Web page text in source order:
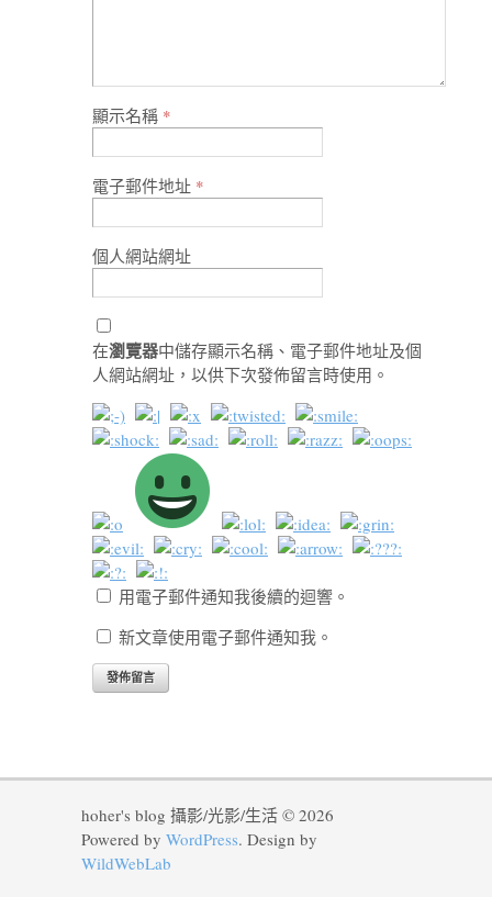
顯示名稱 *
電子郵件地址 *
個人網站網址
在瀏覽器中儲存顯示名稱、電子郵件地址及個
人網站網址，以供下次發佈留言時使用。
用電子郵件通知我後續的迴響。
新文章使用電子郵件通知我。
hoher's blog 攝影/光影/生活 © 2026
Powered by WordPress. Design by
WildWebLab